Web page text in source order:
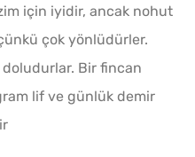
için iyidir, ancak nohut
çok yönlüdürler.
Bir fincan
lif ve günlük demir